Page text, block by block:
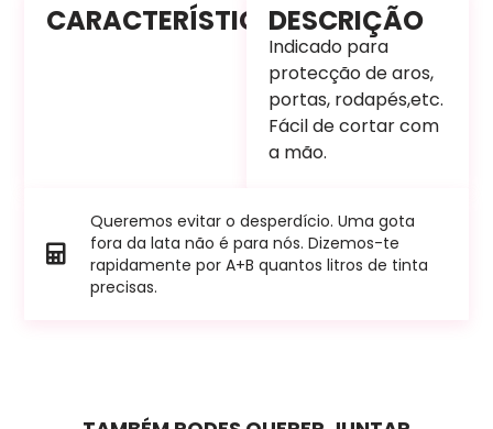
CARACTERÍSTICASDESCRIÇÃO
Indicado para
protecção de aros,
portas, rodapés,etc.
Fácil de cortar com
a mão.
Queremos evitar o desperdício. Uma gota
fora da lata não é para nós. Dizemos-te
rapidamente por A+B quantos litros de tinta
precisas.